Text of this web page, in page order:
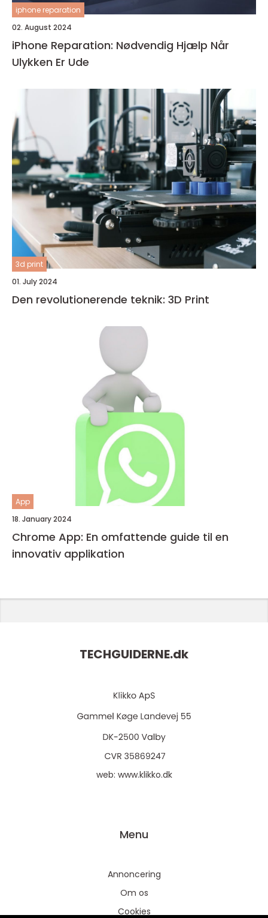
iphone reparation
02. August 2024
iPhone Reparation: Nødvendig Hjælp Når
Ulykken Er Ude
3d print
01. July 2024
Den revolutionerende teknik: 3D Print
App
18. January 2024
Chrome App: En omfattende guide til en
innovativ applikation
TECHGUIDERNE.dk
web: www.klikko.dk
Menu
Annoncering
Om os
Cookies